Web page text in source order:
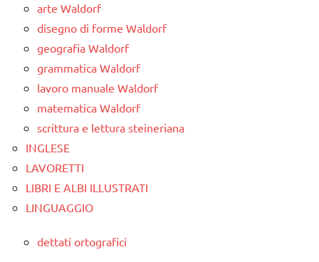
arte Waldorf
disegno di forme Waldorf
geografia Waldorf
grammatica Waldorf
lavoro manuale Waldorf
matematica Waldorf
scrittura e lettura steineriana
INGLESE
LAVORETTI
LIBRI E ALBI ILLUSTRATI
LINGUAGGIO
dettati ortografici